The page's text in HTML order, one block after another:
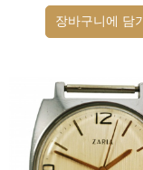
장바구니에 담기